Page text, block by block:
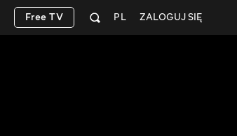
ZALOGUJ SIĘ
PL
Free TV